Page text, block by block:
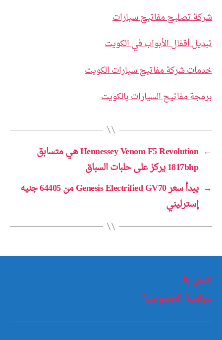
شركة تصليح مفاتيح سيارات
تبديل أقفال الأبواب في الكويت
خدمات شركة مفاتيح سيارات الكويت
برمجة مفاتيح السيارات بالكويت
←
Hennessey Venom F5 Revolution هي متسابق
1817bhp يركز على حلبات السباق
→
يبدأ سعر Genesis Electrified GV70 من 64405 جنيه
إسترليني
اتصل بنا
سياسية الخصوصية